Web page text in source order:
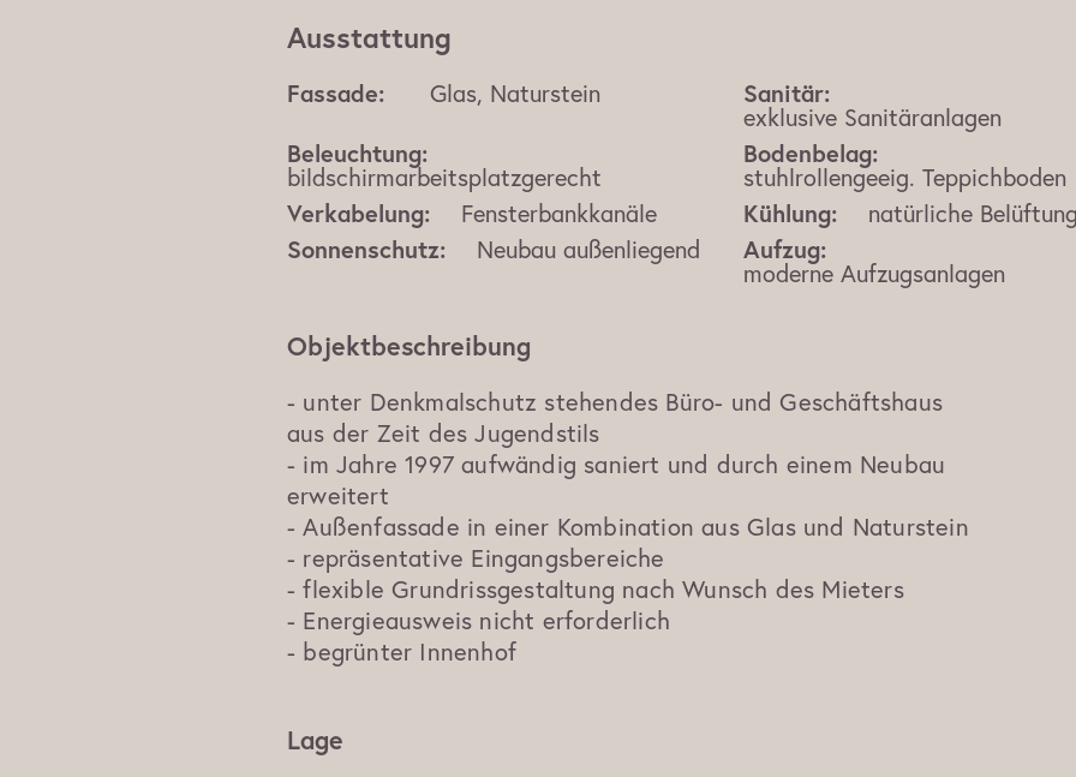
Ausstattung
Fassade: Glas, Naturstein Sanitär:
exklusive Sanitäranlagen
Beleuchtung:
bildschirmarbeitsplatzgerecht
Bodenbelag:
stuhlrollengeeig. Teppichboden
Verkabelung:
Fensterbankkanäle Kühlung:
natürliche
Sonnenschutz:
Neubau außenliegend Aufzug:
moderne Aufzugsanlagen
Objektbeschreibung
- unter Denkmalschutz stehendes Büro- und Geschäftshaus
aus der Zeit des Jugendstils
- im Jahre 1997 aufwändig saniert und durch einem Neubau
erweitert
- Außenfassade in einer Kombination aus Glas und Naturstein
- repräsentative Eingangsbereiche
- flexible Grundrissgestaltung nach Wunsch des Mieters
- Energieausweis nicht erforderlich
- begrünter Innenhof
Lage